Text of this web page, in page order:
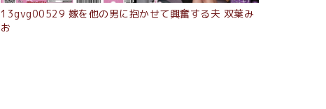
13gvg00529 嫁を他の男に抱かせて興奮する夫 双葉み
お